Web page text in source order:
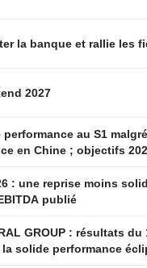
07:01
Adecco poursuit
échange
la banque et rallie les
2027
en Chine ; objectifs
publié
: résultats du 1er
la solide performance